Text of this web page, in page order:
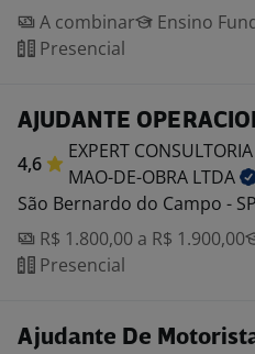
A combinar
Ensino
Presencial
AJUDANTE
4,6
EXPERT
MAO-DE-OBRA LTDA
São Bernardo do Campo - SP
R$ 1.800,00 a R$ 1.900,00
Presencial
Ajudante De